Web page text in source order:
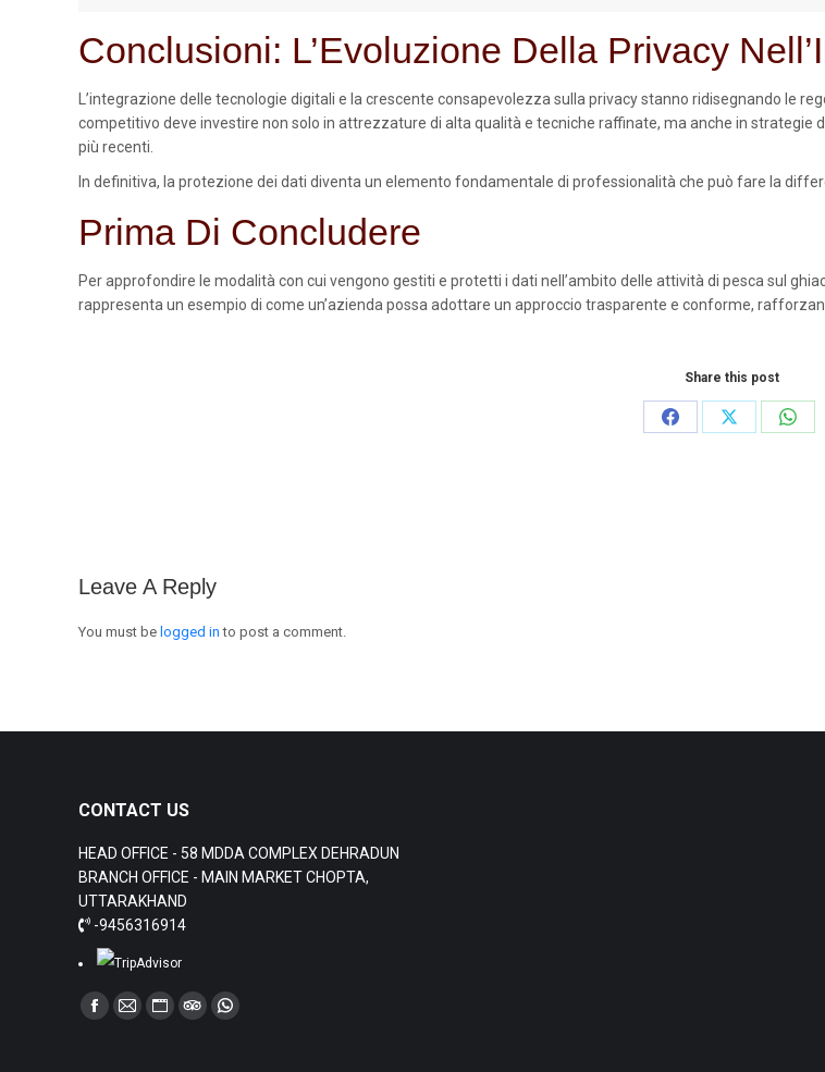
Conclusioni: L’Evoluzione Della Privacy
L’integrazione delle tecnologie digitali e la crescente consapevolezza sulla privacy stanno ridisegnando le
competitivo deve investire non solo in attrezzature di alta qualità e tecniche raffinate, ma anche in
più recenti.
In definitiva, la protezione dei dati diventa un elemento fondamentale di professionalità che può fare la
Prima Di Concludere
Per approfondire le modalità con cui vengono gestiti e protetti i dati nell’ambito delle attività di pesca sul
rappresenta un esempio di come un’azienda possa adottare un approccio trasparente e conforme,
Share this post
Share
Share
Share
Leave A Reply
You must be logged in to post a comment.
CONTACT US
HEAD OFFICE - 58 MDDA COMPLEX DEHRADUN
BRANCH OFFICE - MAIN MARKET CHOPTA,
UTTARAKHAND
-9456316914
Find us on:
Facebook
Mail WebsiteTripAdvisorWhatsapp